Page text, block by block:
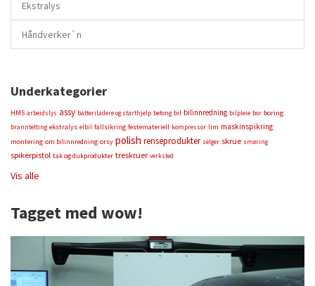
Ekstralys
Håndverker`n
Underkategorier
HMS arbeidslys assy batteriladere og starthjelp betong bil bilinnredning bilpleie bor boring
branntetting ekstralys elbil fallsikring festemateriell kompressor lim maskinspikring
montering om bilinnredning orsy polish renseprodukter selger skrue smøring
spikerpistol tak og dukprodukter treskruer verksted
Vis alle
Tagget med wow!